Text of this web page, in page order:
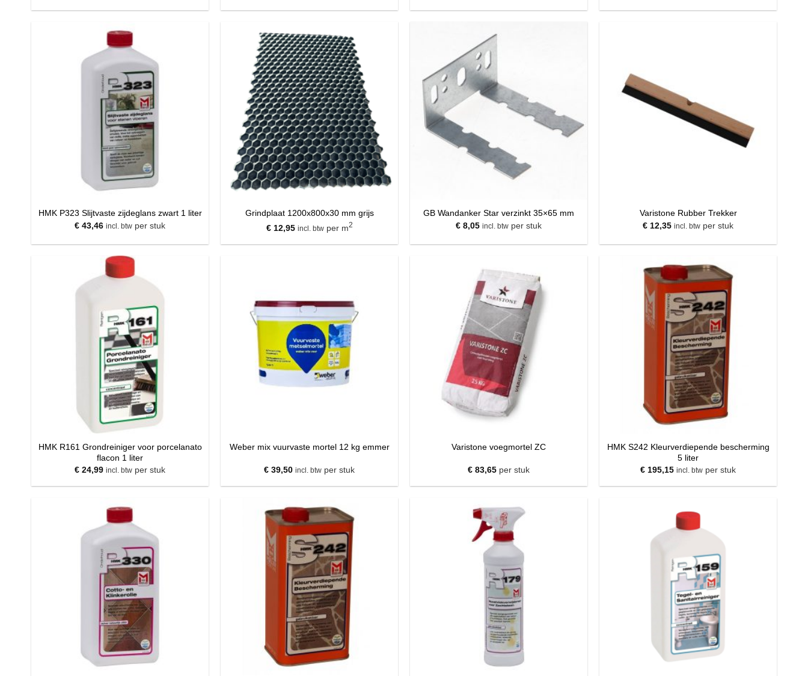
HMK P323 Slijtvaste zijdeglans zwart 1 liter
€ 43,46 incl. btw per stuk
Grindplaat 1200x800x30 mm grijs
€12,95 incl. btwper m2
GB Wandanker Star verzinkt 35×65 mm
€ 8,05 incl. btw per stuk
Varistone Rubber Trekker
€ 12,35 incl. btw per stuk
HMK R161 Grondreiniger voor porcelanato
flacon 1 liter
€ 24,99 incl. btw per stuk
Weber mix vuurvaste mortel 12 kg emmer
€ 39,50 incl. btw per stuk
Varistone voegmortel ZC
€ 83,65 per stuk
HMK S242 Kleurverdiepende bescherming
5 liter
€ 195,15 incl. btw per stuk